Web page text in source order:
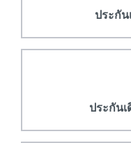
ประกัน
ประกัน